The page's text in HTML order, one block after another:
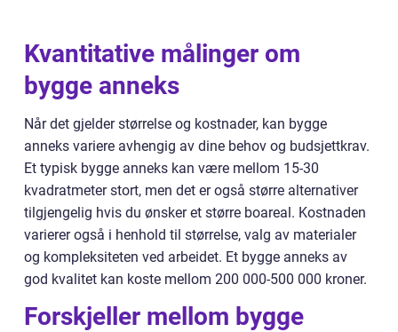
Kvantitative målinger om
bygge anneks
Når det gjelder størrelse og kostnader, kan bygge
anneks variere avhengig av dine behov og budsjettkrav.
Et typisk bygge anneks kan være mellom 15-30
kvadratmeter stort, men det er også større alternativer
tilgjengelig hvis du ønsker et større boareal. Kostnaden
varierer også i henhold til størrelse, valg av materialer
og kompleksiteten ved arbeidet. Et bygge anneks av
god kvalitet kan koste mellom 200 000-500 000 kroner.
Forskjeller mellom bygge